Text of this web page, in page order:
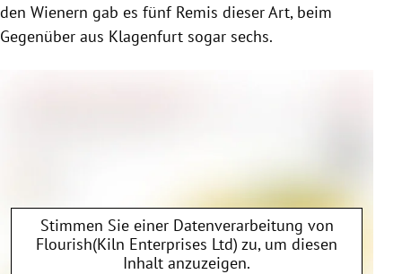
den Wienern gab es fünf Remis dieser Art, beim
Gegenüber aus Klagenfurt sogar sechs.
Stimmen Sie einer Datenverarbeitung von
Flourish(Kiln Enterprises Ltd) zu, um diesen
Inhalt anzuzeigen.